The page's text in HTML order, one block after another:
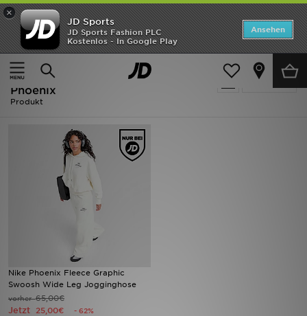
×
JD Sports
JD Sports Fashion PLC
Kostenlos - In Google Play
Ansehen
Home
Ausverkauf | Cremefarben Nike Phoenix
Verfeinern
Ausverkauf | Cremefarben Nike
Phoenix
Produkt
Nike Phoenix Fleece Graphic
Swoosh Wide Leg Jogginghose
vorher65,00€
Jetzt 25,00€ - 62%
ANGEBOTE
Neuheiten
Herren
Bestsellers
Sport
Lade die APP